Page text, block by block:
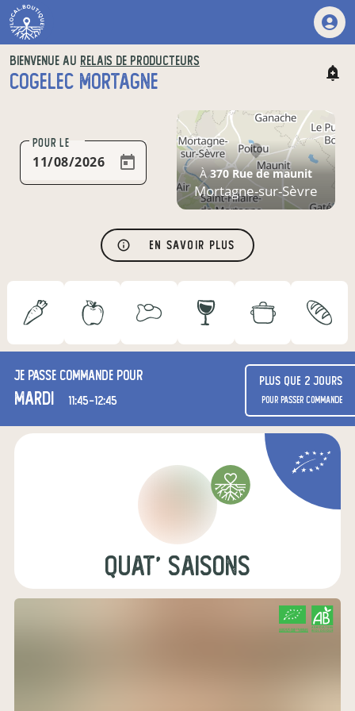
BIENVENUE AU RELAIS DE PRODUCTEURS
COGELEC MORTAGNE
POUR LE
En savoir plus
À370 Rue de maunit
Mortagne-sur-Sèvre
Je passe commande pour
mardi 11:45-12:45
Plus que 2 jours
pour passer commande
Quat' Saisons
CERTIFIÉ PAR FR-BIO-01
AGRICULTURE FRANCE